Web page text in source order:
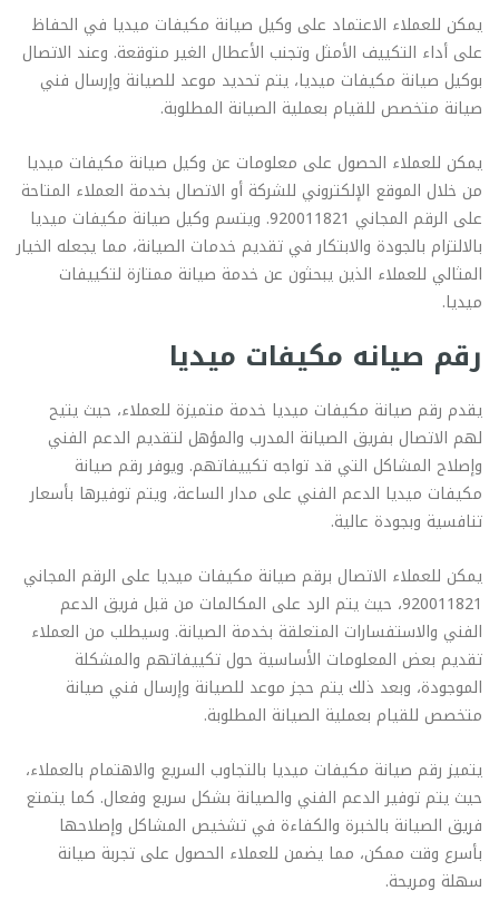
يمكن للعملاء الاعتماد على وكيل صيانة مكيفات ميديا في الحفاظ
على أداء التكييف الأمثل وتجنب الأعطال الغير متوقعة. وعند الاتصال
بوكيل صيانة مكيفات ميديا، يتم تحديد موعد للصيانة وإرسال فني
صيانة متخصص للقيام بعملية الصيانة المطلوبة.
يمكن للعملاء الحصول على معلومات عن وكيل صيانة مكيفات ميديا
من خلال الموقع الإلكتروني للشركة أو الاتصال بخدمة العملاء المتاحة
على الرقم المجاني 920011821. ويتسم وكيل صيانة مكيفات ميديا
بالالتزام بالجودة والابتكار في تقديم خدمات الصيانة، مما يجعله الخيار
المثالي للعملاء الذين يبحثون عن خدمة صيانة ممتازة لتكييفات
ميديا.
رقم صيانه مكيفات ميديا
يقدم رقم صيانة مكيفات ميديا خدمة متميزة للعملاء، حيث يتيح
لهم الاتصال بفريق الصيانة المدرب والمؤهل لتقديم الدعم الفني
وإصلاح المشاكل التي قد تواجه تكييفاتهم. ويوفر رقم صيانة
مكيفات ميديا الدعم الفني على مدار الساعة، ويتم توفيرها بأسعار
تنافسية وبجودة عالية.
يمكن للعملاء الاتصال برقم صيانة مكيفات ميديا على الرقم المجاني
920011821، حيث يتم الرد على المكالمات من قبل فريق الدعم
الفني والاستفسارات المتعلقة بخدمة الصيانة. وسيطلب من العملاء
تقديم بعض المعلومات الأساسية حول تكييفاتهم والمشكلة
الموجودة، وبعد ذلك يتم حجز موعد للصيانة وإرسال فني صيانة
متخصص للقيام بعملية الصيانة المطلوبة.
يتميز رقم صيانة مكيفات ميديا بالتجاوب السريع والاهتمام بالعملاء،
حيث يتم توفير الدعم الفني والصيانة بشكل سريع وفعال. كما يتمتع
فريق الصيانة بالخبرة والكفاءة في تشخيص المشاكل وإصلاحها
بأسرع وقت ممكن، مما يضمن للعملاء الحصول على تجربة صيانة
سهلة ومريحة.